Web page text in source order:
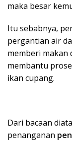
maka besar
Itu sebabnya,
pergantian air
memberi makan
membantu
ikan cupang.
Dari bacaan
penanganan